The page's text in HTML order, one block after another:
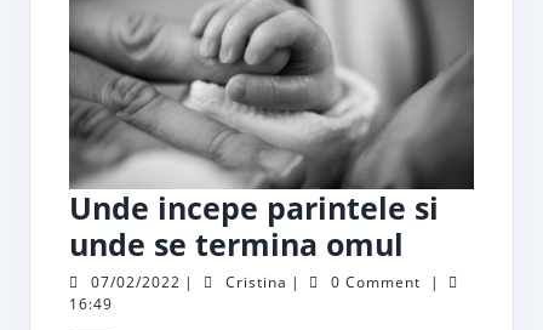
Unde incepe parintele si
unde se termina omul
incepe
07/02/2022 07/02/2022
| Cristina Cristina
| 0 Comment
|
16:49